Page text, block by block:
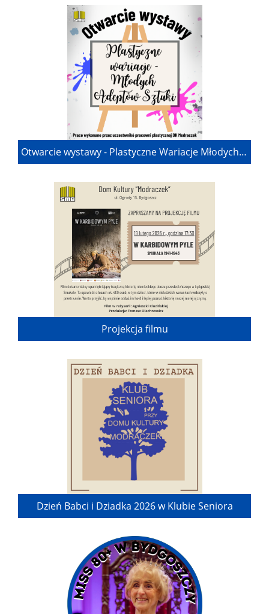
Otwarcie wystawy - Plastyczne Wariacje Młodych Adeptów Sztuki
Projekcja filmu
Dzień Babci i Dziadka 2026 w Klubie Seniora